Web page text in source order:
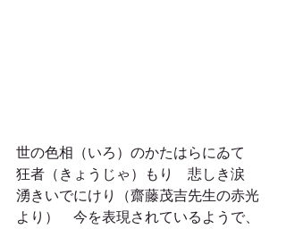
世の色相（いろ）のかたはらにゐて
狂者（きょうじゃ）もり　悲しき涙
湧きいでにけり（齋藤茂吉先生の赤光
より）　今を表現されているようで、